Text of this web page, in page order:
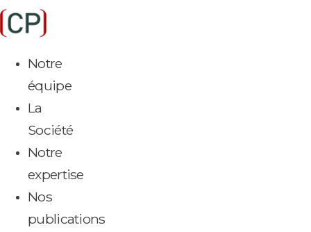
Aller
au
Notre
équipe
La
Société
Notre
expertise
Nos
publications